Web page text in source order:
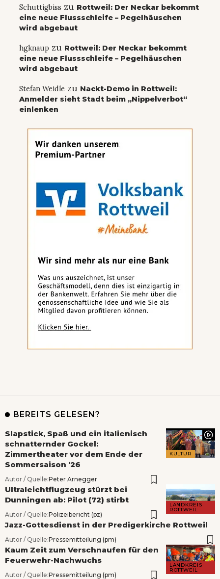
Schuttigbiss zu Rottweil: Der Neckar bekommt
eine neue Flussschleife – Pegelhäuschen
wird abgebaut
hgknaup zu Rottweil: Der Neckar bekommt
eine neue Flussschleife – Pegelhäuschen
wird abgebaut
Stefan Weidle zu Nackt-Demo in Rottweil:
Anmelder sieht Stadt beim „Nippelverbot“
einlenken
BEREITS GELESEN?
KULTUR
Slapstick, Spaß und ein italienisch
schnatternder Gockel:
Zimmertheater vor dem Ende der
Sommersaison ’26
Autor / Quelle:Peter Arnegger
LANDKREIS
ROTTWEIL
Ultraleichtflugzeug stürzt bei
Dunningen ab: Pilot (72) stirbt
Autor / Quelle:Polizeibericht (pz)
Jazz-Gottesdienst in der Predigerkirche Rottweil
Autor / Quelle:Pressemitteilung (pm)
LANDKREIS
ROTTWEIL
Kaum Zeit zum Verschnaufen für den
Feuerwehr-Nachwuchs
Autor / Quelle:Pressemitteilung (pm)